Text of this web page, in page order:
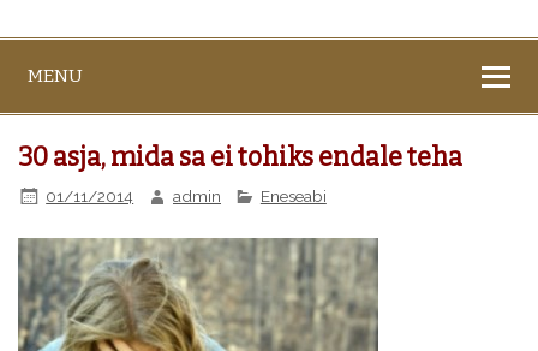
MENU
30 asja, mida sa ei tohiks endale teha
01/11/2014 admin Eneseabi